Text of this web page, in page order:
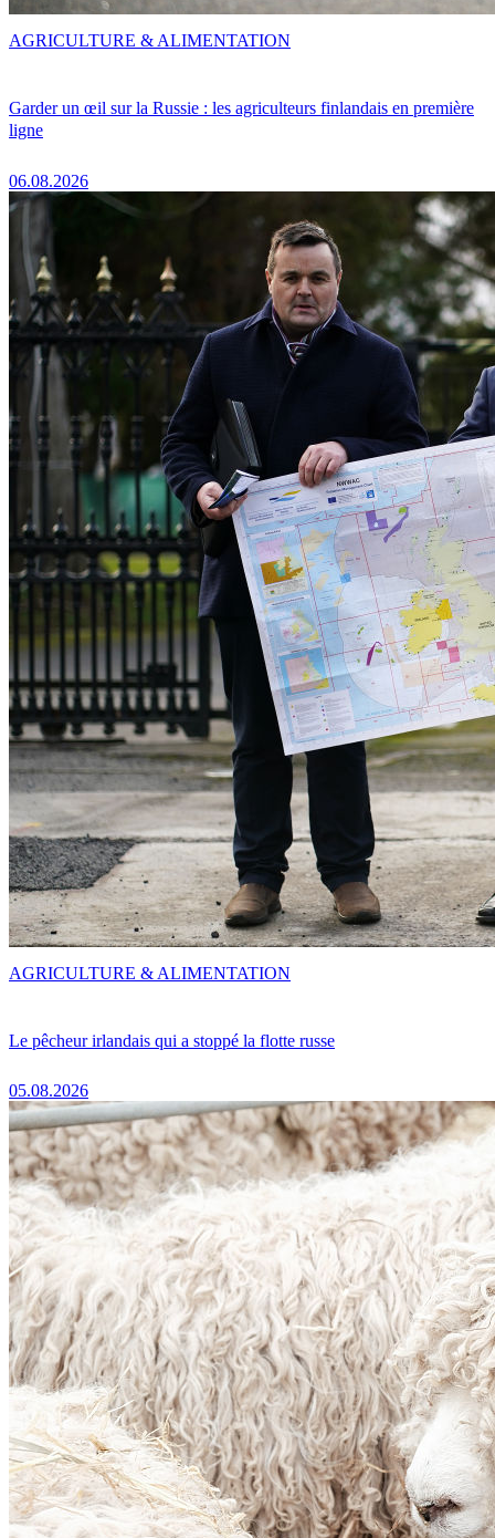
Garder un œil sur la Russie : les agriculteurs finlandais en première
ligne
06.08.2026
AGRICULTURE & ALIMENTATION
Le pêcheur irlandais qui a stoppé la flotte russe
05.08.2026
AGRICULTURE & ALIMENTATION